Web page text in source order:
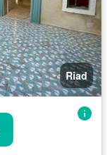
Riad